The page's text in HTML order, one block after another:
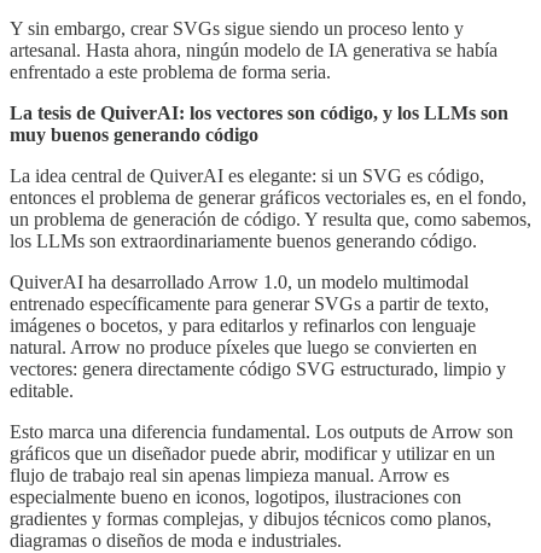
Y sin embargo, crear SVGs sigue siendo un proceso lento y
artesanal. Hasta ahora, ningún modelo de IA generativa se había
enfrentado a este problema de forma seria.
La tesis de QuiverAI: los vectores son código, y los LLMs son
muy buenos generando código
La idea central de QuiverAI es elegante: si un SVG es código,
entonces el problema de generar gráficos vectoriales es, en el fondo,
un problema de generación de código. Y resulta que, como sabemos,
los LLMs son extraordinariamente buenos generando código.
QuiverAI ha desarrollado Arrow 1.0, un modelo multimodal
entrenado específicamente para generar SVGs a partir de texto,
imágenes o bocetos, y para editarlos y refinarlos con lenguaje
natural. Arrow no produce píxeles que luego se convierten en
vectores: genera directamente código SVG estructurado, limpio y
editable.
Esto marca una diferencia fundamental. Los outputs de Arrow son
gráficos que un diseñador puede abrir, modificar y utilizar en un
flujo de trabajo real sin apenas limpieza manual. Arrow es
especialmente bueno en iconos, logotipos, ilustraciones con
gradientes y formas complejas, y dibujos técnicos como planos,
diagramas o diseños de moda e industriales.